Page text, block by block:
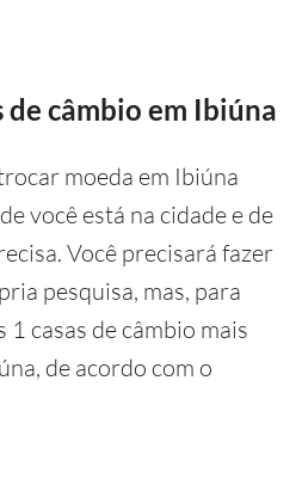
de câmbio em Ibiúna
moeda em Ibiúna
você está na cidade e de
Você precisará fazer
pesquisa, mas, para
1 casas de câmbio mais
de acordo com o